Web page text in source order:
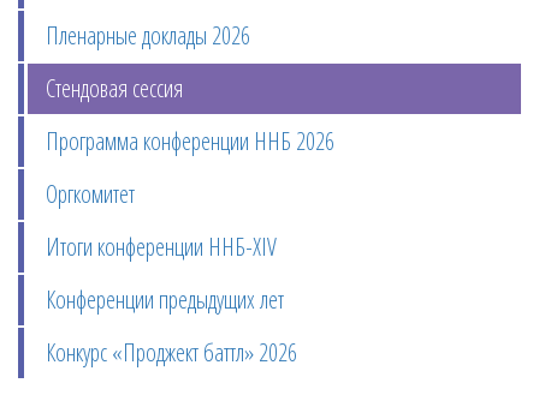
Пленарные доклады 2026
Стендовая сессия
Программа конференции ННБ 2026
Оргкомитет
Итоги конференции ННБ-XIV
Конференции предыдущих лет
Конкурс «Проджект баттл» 2026